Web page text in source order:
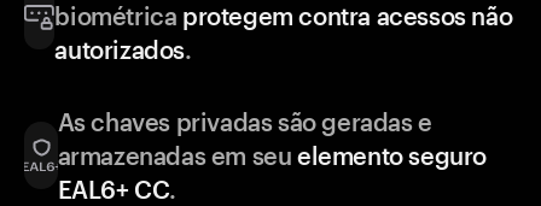
biométrica protegem contra acessos não
autorizados.
As chaves privadas são geradas e
armazenadas em seu elemento seguro
EAL6+ CC.